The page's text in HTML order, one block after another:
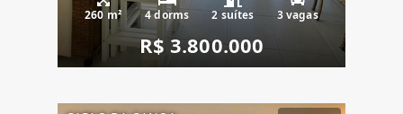
260 m² 4 dorms 2 suítes 3 vagas
R$ 3.800.000